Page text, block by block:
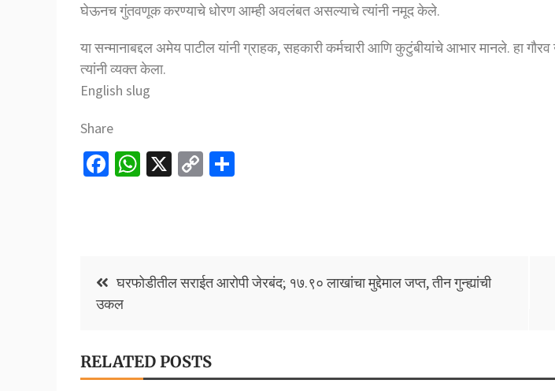
घेऊनच गुंतवणूक करण्याचे धोरण आम्ही अवलंबत असल्याचे त्यांनी नमूद केले.
या सन्मानाबद्दल अमेय पाटील यांनी ग्राहक, सहकारी कर्मचारी आणि कुटुंबीयांचे आभार मानले. हा गौरव
त्यांनी व्यक्त केला.
English slug
Share
Fa
k
W
p
X
C
n
Post
navigation
घरफोडीतील सराईत आरोपी जेरबंद; १७.९० लाखांचा मुद्देमाल जप्त, तीन गुन्ह्यांची
उकल
RELATED POSTS